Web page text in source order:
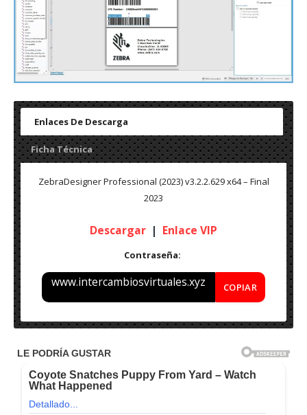
Enlaces De Descarga
Ficha Técnica
ZebraDesigner Professional (2023) v3.2.2.629 x64 – Final
2023
Descargar | Enlace VIP
Contraseña:
www.intercambiosvirtuales.xyz COPIAR
Nombre: ZebraDesigner Professional (2023) v3.2.2.629 x64
– Final 2023
Peso: 50 MB
Medicina: Incluida